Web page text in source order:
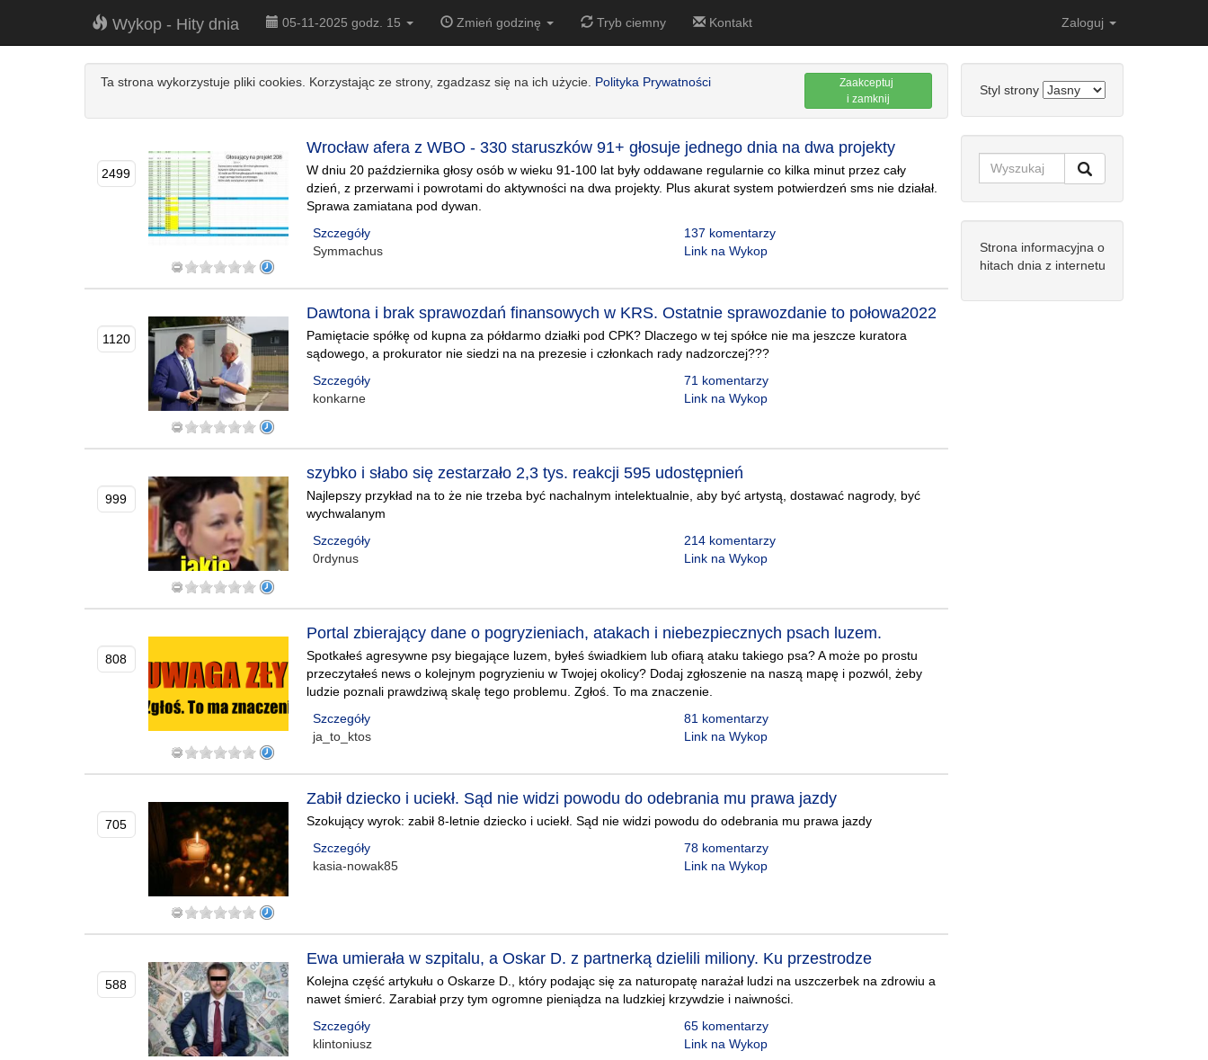
Wykop - Hity dnia 05-11-2025 godz. 15 Zmień godzinę Tryb ciemny Kontakt Zaloguj
Ta strona wykorzystuje pliki cookies. Korzystając ze strony, zgadzasz się na ich użycie. Polityka Prywatności
Zaakceptuj
i zamknij
2499
Wrocław afera z WBO - 330 staruszków 91+ głosuje jednego dnia na dwa projekty
W dniu 20 października głosy osób w wieku 91-100 lat były oddawane regularnie co kilka minut przez cały
dzień, z przerwami i powrotami do aktywności na dwa projekty. Plus akurat system potwierdzeń sms nie działał.
Sprawa zamiatana pod dywan.
Szczegóły
Symmachus
137 komentarzy
Link na Wykop
1120
Dawtona i brak sprawozdań finansowych w KRS. Ostatnie sprawozdanie to połowa2022
Pamiętacie spółkę od kupna za półdarmo działki pod CPK? Dlaczego w tej spółce nie ma jeszcze kuratora
sądowego, a prokurator nie siedzi na na prezesie i członkach rady nadzorczej???
Szczegóły
konkarne
71 komentarzy
Link na Wykop
999
szybko i słabo się zestarzało 2,3 tys. reakcji 595 udostępnień
Najlepszy przykład na to że nie trzeba być nachalnym intelektualnie, aby być artystą, dostawać nagrody, być
wychwalanym
Szczegóły
0rdynus
214 komentarzy
Link na Wykop
808
Portal zbierający dane o pogryzieniach, atakach i niebezpiecznych psach luzem.
Spotkałeś agresywne psy biegające luzem, byłeś świadkiem lub ofiarą ataku takiego psa? A może po prostu
przeczytałeś news o kolejnym pogryzieniu w Twojej okolicy? Dodaj zgłoszenie na naszą mapę i pozwól, żeby
ludzie poznali prawdziwą skalę tego problemu. Zgłoś. To ma znaczenie.
Szczegóły
ja_to_ktos
81 komentarzy
Link na Wykop
705
Zabił dziecko i uciekł. Sąd nie widzi powodu do odebrania mu prawa jazdy
Szokujący wyrok: zabił 8-letnie dziecko i uciekł. Sąd nie widzi powodu do odebrania mu prawa jazdy
Szczegóły
kasia-nowak85
78 komentarzy
Link na Wykop
588
Ewa umierała w szpitalu, a Oskar D. z partnerką dzielili miliony. Ku przestrodze
Kolejna część artykułu o Oskarze D., który podając się za naturopatę narażał ludzi na uszczerbek na zdrowiu a
nawet śmierć. Zarabiał przy tym ogromne pieniądza na ludzkiej krzywdzie i naiwności.
Szczegóły
klintoniusz
65 komentarzy
Link na Wykop
Styl strony
Strona informacyjna o
hitach dnia z internetu